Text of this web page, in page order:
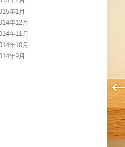
年1月
年12月
年11月
年10月
年9月